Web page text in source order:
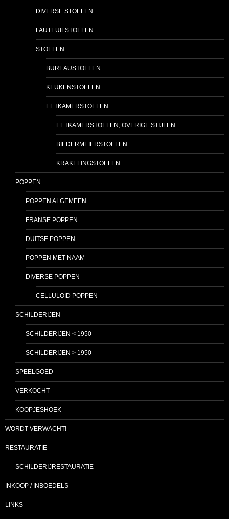
DIVERSE STOELEN
FAUTEUILSTOELEN
STOELEN
BUREAUSTOELEN
KEUKENSTOELEN
EETKAMERSTOELEN
EETKAMERSTOELEN; OVERIGE STIJLEN
BIEDERMEIERSTOELEN
KRAKELINGSTOELEN
POPPEN
POPPEN ALGEMEEN
FRANSE POPPEN
DUITSE POPPEN
POPPEN MET NAAM
DIVERSE POPPEN
CELLULOID POPPEN
SCHILDERIJEN
SCHILDERIJEN < 1950
SCHILDERIJEN > 1950
SPEELGOED
VERKOCHT
KOOPJESHOEK
WORDT VERWACHT!
RESTAURATIE
SCHILDERIJRESTAURATIE
INKOOP / INBOEDELS
LINKS